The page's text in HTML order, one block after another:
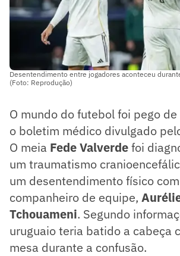
Desentendimento entre jogadores aconteceu
(Foto: Reprodução)
O mundo do futebol foi pego
o boletim médico divulgado
O meia Fede Valverdefoi
um traumatismo
um desentendimento físico
companheiro de equipe,
Tchouameni. Segundo
uruguaio teria batido a cabeça
mesa durante a confusão.